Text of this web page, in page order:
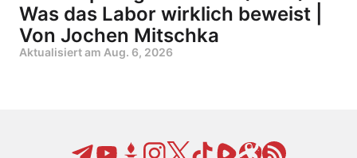
Was das Labor wirklich beweist |
Von Jochen Mitschka
Aktualisiert am Aug. 6, 2026